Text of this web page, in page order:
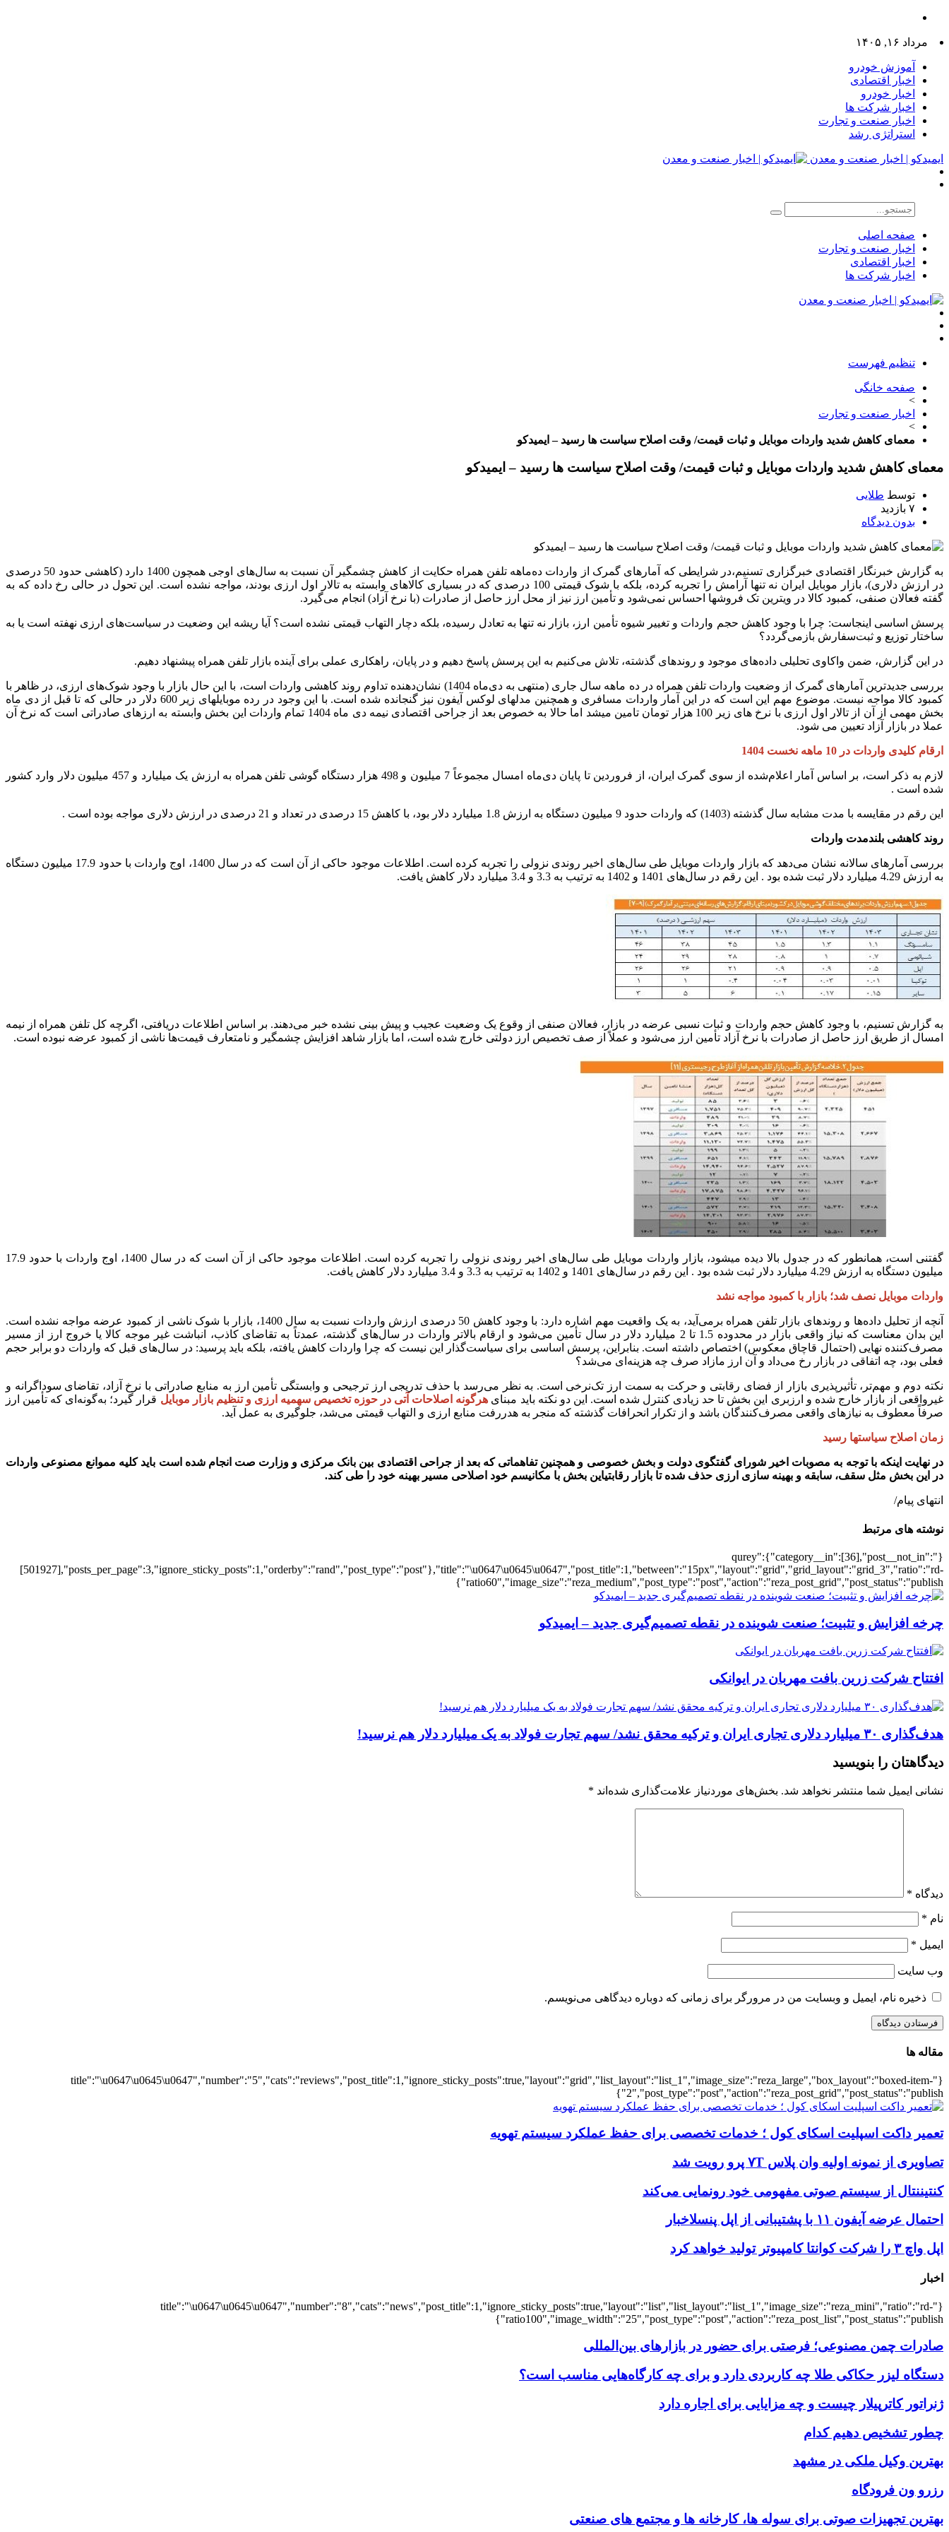
مرداد ۱۶, ۱۴۰۵
آموزش خودرو
اخبار اقتصادی
اخبار خودرو
اخبار شرکت ها
اخبار صنعت و تجارت
استراتژی رشد
ایمیدکو | اخبار صنعت و معدن
صفحه اصلی
اخبار صنعت و تجارت
اخبار اقتصادی
اخبار شرکت ها
تنظیم فهرست
صفحه خانگی
>
اخبار صنعت و تجارت
>
معمای کاهش شدید واردات موبایل و ثبات قیمت/ وقت اصلاح سیاست ها رسید – ایمیدکو
معمای کاهش شدید واردات موبایل و ثبات قیمت/ وقت اصلاح سیاست ها رسید – ایمیدکو
توسط طلایی
۷ بازدید
بدون دیدگاه
به گزارش خبرنگار اقتصادی خبرگزاری تسنیم،در شرایطی که آمارهای گمرک از واردات ده‌ماهه تلفن همراه حکایت از کاهش چشمگیر آن نسبت به سال‌های اوجی همچون 1400 دارد (کاهشی حدود 50 درصدی
در ارزش دلاری)، بازار موبایل ایران نه تنها آرامش را تجربه کرده، بلکه با شوک قیمتی 100 درصدی که در بسیاری کالاهای وابسته به تالار اول ارزی بودند، مواجه نشده است. این تحول در حالی رخ داده که به
گفته فعالان صنفی، کمبود کالا در ویترین تک فروشها احساس نمی‌شود و تأمین ارز نیز از محل ارز حاصل از صادرات (با نرخ آزاد) انجام می‌گیرد.
پرسش اساسی اینجاست: چرا با وجود کاهش حجم واردات و تغییر شیوه تأمین ارز، بازار نه تنها به تعادل رسیده، بلکه دچار التهاب قیمتی نشده است؟ آیا ریشه این وضعیت در سیاست‌های ارزی نهفته است یا به
ساختار توزیع و ثبت‌سفارش بازمی‌گردد؟
در این گزارش، ضمن واکاوی تحلیلی داده‌های موجود و روندهای گذشته، تلاش می‌کنیم به این پرسش پاسخ دهیم و در پایان، راهکاری عملی برای آینده بازار تلفن همراه پیشنهاد دهیم.
بررسی جدیدترین آمارهای گمرک از وضعیت واردات تلفن همراه در ده ماهه سال جاری (منتهی به دی‌ماه 1404) نشان‌دهنده تداوم روند کاهشی واردات است، با این حال بازار با وجود شوک‌های ارزی، در ظاهر با
کمبود کالا مواجه نیست. موضوع مهم این است که در این آمار واردات مسافری و همچنین مدلهای لوکس آیفون نیز گنجانده شده است. با این وجود در رده موبایلهای زیر 600 دلار در حالی که تا قبل از دی ماه
بخش مهمی از آن از تالار اول ارزی با نرخ های زیر 100 هزار تومان تامین میشد اما حالا به خصوص بعد از جراحی اقتصادی نیمه دی ماه 1404 تمام واردات این بخش وابسته به ارزهای صادراتی است که نرخ آن
عملا در بازار آزاد تعیین می شود.
ارقام کلیدی واردات در 10 ماهه نخست 1404
لازم به ذکر است، بر اساس آمار اعلام‌شده از سوی گمرک ایران، از فروردین تا پایان دی‌ماه امسال مجموعاً 7 میلیون و 498 هزار دستگاه گوشی تلفن همراه به ارزش یک میلیارد و 457 میلیون دلار وارد کشور
شده است .
این رقم در مقایسه با مدت مشابه سال گذشته (1403) که واردات حدود 9 میلیون دستگاه به ارزش 1.8 میلیارد دلار بود، با کاهش 15 درصدی در تعداد و 21 درصدی در ارزش دلاری مواجه بوده است .
روند کاهشی بلندمدت واردات
بررسی آمارهای سالانه نشان می‌دهد که بازار واردات موبایل طی سال‌های اخیر روندی نزولی را تجربه کرده است. اطلاعات موجود حاکی از آن است که در سال 1400، اوج واردات با حدود 17.9 میلیون دستگاه
به ارزش 4.29 میلیارد دلار ثبت شده بود . این رقم در سال‌های 1401 و 1402 به ترتیب به 3.3 و 3.4 میلیارد دلار کاهش یافت.
به گزارش تسنیم، با وجود کاهش حجم واردات و ثبات نسبی عرضه در بازار، فعالان صنفی از وقوع یک وضعیت عجیب و پیش بینی نشده خبر می‌دهند. بر اساس اطلاعات دریافتی، اگرچه کل تلفن همراه از نیمه
امسال از طریق ارز حاصل از صادرات با نرخ آزاد تأمین ارز می‌شود و عملاً از صف تخصیص ارز دولتی خارج شده است، اما بازار شاهد افزایش چشمگیر و نامتعارف قیمت‌ها ناشی از کمبود عرضه نبوده است.
گفتنی است، همانطور که در جدول بالا دیده میشود، بازار واردات موبایل طی سال‌های اخیر روندی نزولی را تجربه کرده است. اطلاعات موجود حاکی از آن است که در سال 1400، اوج واردات با حدود 17.9
میلیون دستگاه به ارزش 4.29 میلیارد دلار ثبت شده بود . این رقم در سال‌های 1401 و 1402 به ترتیب به 3.3 و 3.4 میلیارد دلار کاهش یافت.
واردات موبایل نصف شد؛ بازار با کمبود مواجه نشد
آنچه از تحلیل داده‌ها و روندهای بازار تلفن همراه برمی‌آید، به یک واقعیت مهم اشاره دارد: با وجود کاهش 50 درصدی ارزش واردات نسبت به سال 1400، بازار با شوک ناشی از کمبود عرضه مواجه نشده است.
این بدان معناست که نیاز واقعی بازار در محدوده 1.5 تا 2 میلیارد دلار در سال تأمین می‌شود و ارقام بالاتر واردات در سال‌های گذشته، عمدتاً به تقاضای کاذب، انباشت غیر موجه کالا یا خروج ارز از مسیر
مصرف‌کننده نهایی (احتمال قاچاق معکوس) اختصاص داشته است. بنابراین، پرسش اساسی برای سیاست‌گذار این نیست که چرا واردات کاهش یافته، بلکه باید پرسید: در سال‌های قبل که واردات دو برابر حجم
فعلی بود، چه اتفاقی در بازار رخ می‌داد و آن ارز مازاد صرف چه هزینه‌ای می‌شد؟
نکته دوم و مهم‌تر، تأثیرپذیری بازار از فضای رقابتی و حرکت به سمت ارز تک‌نرخی است. به نظر می‌رسد با حذف تدریجی ارز ترجیحی و وابستگی تأمین ارز به منابع صادراتی با نرخ آزاد، تقاضای سوداگرانه و
غیرواقعی از بازار خارج شده و ارزبری این بخش تا حد زیادی کنترل شده است. این دو نکته باید مبنای هرگونه اصلاحات آتی در حوزه تخصیص سهمیه ارزی و تنظیم بازار موبایل قرار گیرد؛ به‌گونه‌ای که تأمین ارز
صرفاً معطوف به نیازهای واقعی مصرف‌کنندگان باشد و از تکرار انحرافات گذشته که منجر به هدررفت منابع ارزی و التهاب قیمتی می‌شد، جلوگیری به عمل آید.
زمان اصلاح سیاستها رسید
در نهایت اینکه با توجه به مصوبات اخیر شورای گفتگوی دولت و بخش خصوصی و همچنین تفاهماتی که بعد از جراحی اقتصادی بین بانک مرکزی و وزارت صت انجام شده است باید کلیه مموانع مصنوعی واردات
در این بخش مثل سقف، سابقه و بهینه سازی ارزی حذف شده تا بازار رقابتیاین بخش با مکانیسم خود اصلاحی مسیر بهینه خود را طی کند.
انتهای پیام/
نوشته های مرتبط
{"qurey":{"category__in":[36],"post__not_in":
[501927],"posts_per_page":3,"ignore_sticky_posts":1,"orderby":"rand","post_type":"post"},"title":"\u0647\u0645\u0647","post_title":1,"between":"15px","layout":"grid","grid_layout":"grid_3","ratio":"rd-
ratio60","image_size":"reza_medium","post_type":"post","action":"reza_post_grid","post_status":"publish"}
چرخه افزایش و تثبیت؛ صنعت شوینده در نقطه تصمیم‌گیری جدید – ایمیدکو
افتتاح شرکت زرین بافت مهربان در ایوانکی
هدف‌گذاری ۳۰ میلیارد دلاری تجاری ایران و ترکیه محقق نشد/ سهم تجارت فولاد به یک میلیارد دلار هم نرسید!
دیدگاهتان را بنویسید
نشانی ایمیل شما منتشر نخواهد شد. بخش‌های موردنیاز علامت‌گذاری شده‌اند *
دیدگاه *
نام *
ایمیل *
وب‌ سایت
ذخیره نام، ایمیل و وبسایت من در مرورگر برای زمانی که دوباره دیدگاهی می‌نویسم.
مقاله ها
{"title":"\u0647\u0645\u0647","number":"5","cats":"reviews","post_title":1,"ignore_sticky_posts":true,"layout":"grid","list_layout":"list_1","image_size":"reza_large","box_layout":"boxed-item-
2","post_type":"post","action":"reza_post_grid","post_status":"publish"}
تعمیر داکت اسپلیت اسکای کول ؛ خدمات تخصصی برای حفظ عملکرد سیستم تهویه
تصاویری از نمونه اولیه وان پلاس ۷T پرو رویت شد
کنتیننتال از سیستم صوتی مفهومی خود رونمایی می‌کند
احتمال عرضه آیفون ۱۱ با پشتیبانی از اپل پنسلاخبار
اپل واچ ۳ را شرکت کوانتا کامپیوتر تولید خواهد کرد
اخبار
{"title":"\u0647\u0645\u0647","number":"8","cats":"news","post_title":1,"ignore_sticky_posts":true,"layout":"list","list_layout":"list_1","image_size":"reza_mini","ratio":"rd-
ratio100","image_width":"25","post_type":"post","action":"reza_post_list","post_status":"publish"}
صادرات چمن مصنوعی؛ فرصتی برای حضور در بازارهای بین‌المللی
دستگاه لیزر حکاکی طلا چه کاربردی دارد و برای چه کارگاه‌هایی مناسب است؟
ژنراتور کاترپیلار چیست و چه مزایایی برای اجاره دارد
چطور تشخیص دهیم کدام
بهترین وکیل ملکی در مشهد
رزرو ون فرودگاه
بهترین تجهیزات صوتی برای سوله‌ ها، کارخانه‌ ها و مجتمع‌ های صنعتی